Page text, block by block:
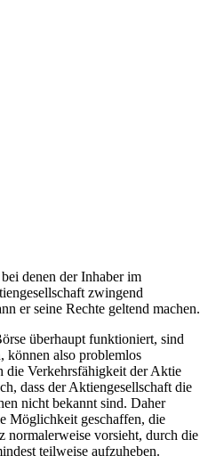
denen der Inhaber im
zwingend
er seine Rechte geltend machen.
überhaupt funktioniert, sind
können also problemlos
die Verkehrsfähigkeit der Aktie
dass der Aktiengesellschaft die
nicht bekannt sind. Daher
Möglichkeit geschaffen, die
normalerweise vorsieht, durch die
teilweise aufzuheben.